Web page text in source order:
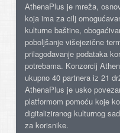
AthenaPlus je mreža,
koja ima za cilj
kulturne baštine,
poboljšanje višejezične
prilagođavanje podataka
potrebama. Konzorcij
ukupno 40 partnera iz 21
AthenaPlus je usko
platformom pomoću koje
digitaliziranog kulturnog
za korisnike.